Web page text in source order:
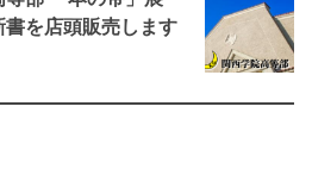
を店頭販売します